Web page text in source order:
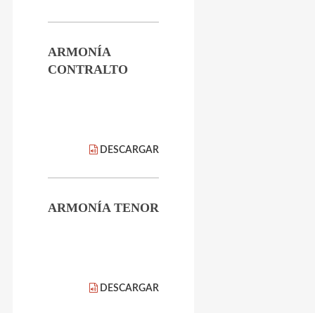
ARMONÍA
CONTRALTO
DESCARGAR
ARMONÍA TENOR
DESCARGAR